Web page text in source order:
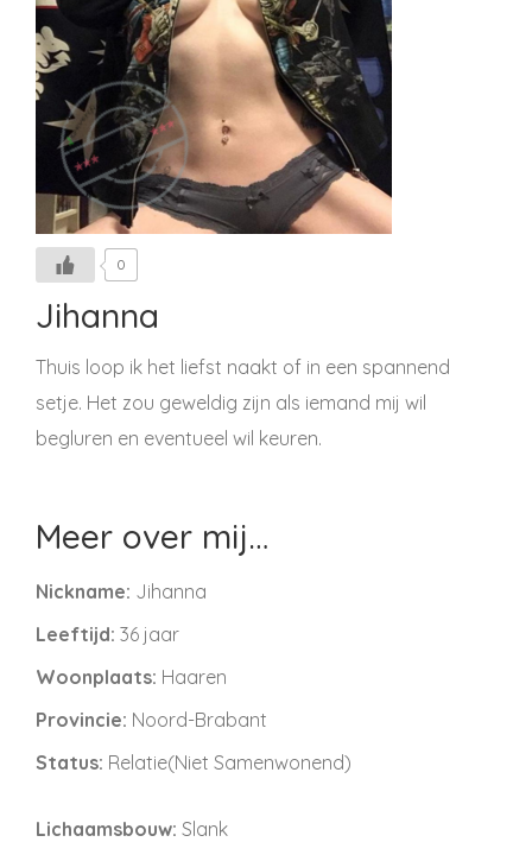
0
Jihanna
Thuis loop ik het liefst naakt of in een spannend
setje. Het zou geweldig zijn als iemand mij wil
begluren en eventueel wil keuren.
Meer over mij…
Nickname: Jihanna
Leeftijd: 36 jaar
Woonplaats: Haaren
Provincie: Noord-Brabant
Status: Relatie(Niet Samenwonend)
Lichaamsbouw: Slank